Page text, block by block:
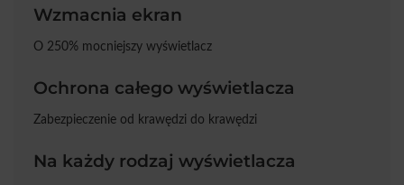
Wzmacnia ekran
O 250% mocniejszy wyświetlacz
Ochrona całego wyświetlacza
Zabezpieczenie od krawędzi do krawędzi
Na każdy rodzaj wyświetlacza